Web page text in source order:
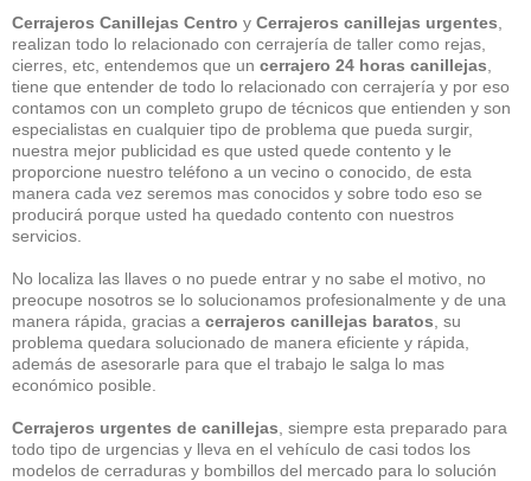
Cerrajeros Canillejas Centro y Cerrajeros canillejas urgentes
realizan todo lo relacionado con cerrajería de taller como rejas,
cierres, etc, entendemos que un cerrajero 24 horas canillejas
tiene que entender de todo lo relacionado con cerrajería y por eso
contamos con un completo grupo de técnicos que entienden y son
especialistas en cualquier tipo de problema que pueda surgir,
nuestra mejor publicidad es que usted quede contento y le
proporcione nuestro teléfono a un vecino o conocido, de esta
manera cada vez seremos mas conocidos y sobre todo eso se
producirá porque usted ha quedado contento con nuestros
servicios.
No localiza las llaves o no puede entrar y no sabe el motivo, no
preocupe nosotros se lo solucionamos profesionalmente y de una
manera rápida, gracias a cerrajeros canillejas baratos , su
problema quedara solucionado de manera eficiente y rápida,
además de asesorarle para que el trabajo le salga lo mas
económico posible.
Cerrajeros urgentes de canillejas , siempre esta preparado para
todo tipo de urgencias y lleva en el vehículo de casi todos los
modelos de cerraduras y bombillos del mercado para lo solución